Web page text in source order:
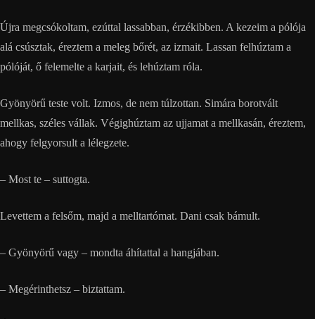
Újra megcsókoltam, ezúttal lassabban, érzékibben. A kezeim a pólója
alá csúsztak, éreztem a meleg bőrét, az izmait. Lassan felhúztam a
pólóját, ő felemelte a karjait, és lehúztam róla.
Gyönyörű teste volt. Izmos, de nem túlzottan. Simára borotvált
mellkas, széles vállak. Végighúztam az ujjamat a mellkasán, éreztem,
ahogy felgyorsult a lélegzete.
– Most te – suttogta.
Levettem a felsőm, majd a melltartómat. Dani csak bámult.
– Gyönyörű vagy – mondta áhítattal a hangjában.
– Megérinthetsz – biztattam.